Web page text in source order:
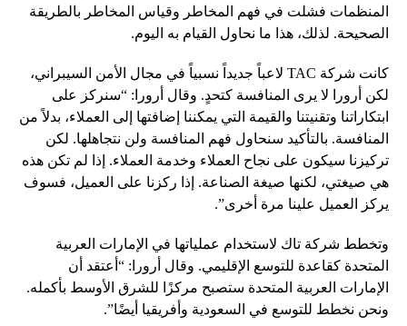
المنظمات فشلت في فهم المخاطر وقياس المخاطر بالطريقة
الصحيحة. لذلك، هذا ما نحاول القيام به اليوم.
كانت شركة TAC لاعباً جديداً نسبياً في مجال الأمن السيبراني،
لكن أرورا لا يرى المنافسة كتحدٍ. وقال أرورا: “سنركز على
ابتكاراتنا وتقنيتنا والقيمة التي يمكننا إضافتها إلى العملاء، بدلاً من
المنافسة. بالتأكيد سنحاول فهم المنافسة ولن نتجاهلها. لكن
تركيزنا سيكون على نجاح العملاء وخدمة العملاء. إذا لم تكن هذه
هي صيغتي، لكنها صيغة الصناعة. إذا ركزنا على العميل، فسوف
يركز العميل علينا مرة أخرى”.
وتخطط شركة تاك لاستخدام عملياتها في الإمارات العربية
المتحدة كقاعدة للتوسع الإقليمي. وقال أرورا: “أعتقد أن
الإمارات العربية المتحدة ستصبح مركزًا للشرق الأوسط بأكمله.
ونحن نخطط للتوسع في السعودية وأفريقيا أيضًا”.